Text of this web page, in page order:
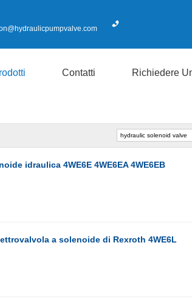
Contatti Richiedere
idraulica 4WE6E 4WE6EA 4WE6EB
a solenoide di Rexroth 4WE6L